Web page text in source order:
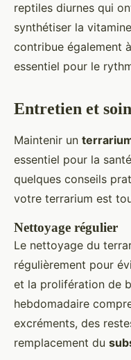
reptiles diurnes qui
synthétiser la
contribue également
essentiel pour le
Entretien et
Maintenir un
essentiel pour la
quelques conseils
votre terrarium est
Nettoyage régulier
Le nettoyage du
régulièrement pour
et la prolifération de
hebdomadaire
excréments, des
remplacement du